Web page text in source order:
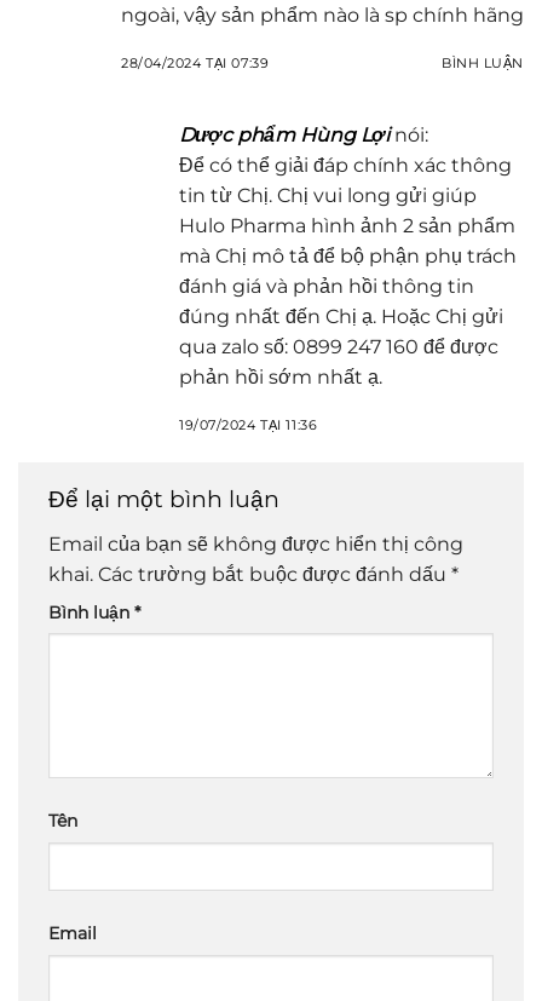
ngoài, vậy sản phẩm nào là sp chính hãng
28/04/2024 TẠI 07:39 BÌNH LUẬN
Dược phẩm Hùng Lợi nói:
Để có thể giải đáp chính xác thông
tin từ Chị. Chị vui long gửi giúp
Hulo Pharma hình ảnh 2 sản phẩm
mà Chị mô tả để bộ phận phụ trách
đánh giá và phản hồi thông tin
đúng nhất đến Chị ạ. Hoặc Chị gửi
qua zalo số: 0899 247 160 để được
phản hồi sớm nhất ạ.
19/07/2024 TẠI 11:36
Để lại một bình luận
Email của bạn sẽ không được hiển thị công
khai. Các trường bắt buộc được đánh dấu *
Bình luận *
Tên
Email